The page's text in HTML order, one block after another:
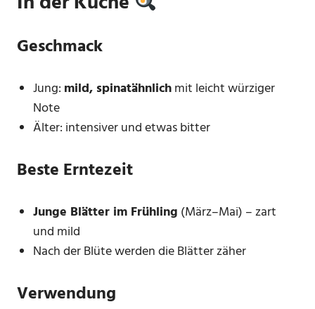
Geschmack
Jung: mild, spinatähnlichmit leicht würziger
Note
Älter: intensiver und etwas bitter
Beste Erntezeit
Junge Blätter im Frühling (März–Mai) – zart
und mild
Nach der Blüte werden die Blätter zäher
Verwendung